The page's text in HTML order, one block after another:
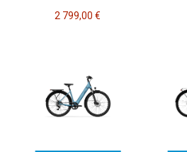
2 799,00 €